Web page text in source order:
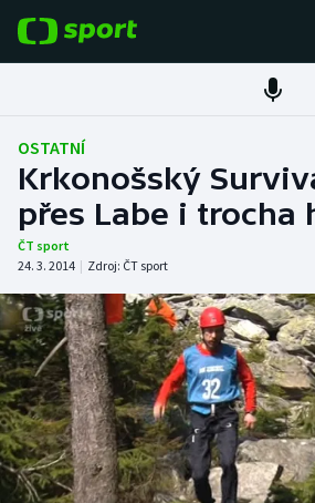
Fotbal
Hokej
Tenis
Atletika
Cyklistika
DALŠÍ SPORTY
Americký fotbal
NEPŘEHLÉDNĚTE
OSTATNÍ
Krkonošský
přes Labe i trocha
ČT sport
24. 3. 2014 | Zdroj: ČT sport